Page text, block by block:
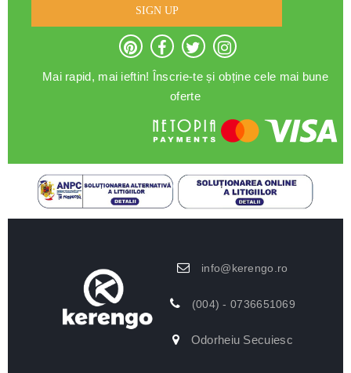
SIGN UP
Mai rapid, mai ieftin! Înscrie-te și obține cele mai bune
oferte
info@kerengo.ro
(004) - 0736651069
Odorheiu Secuiesc